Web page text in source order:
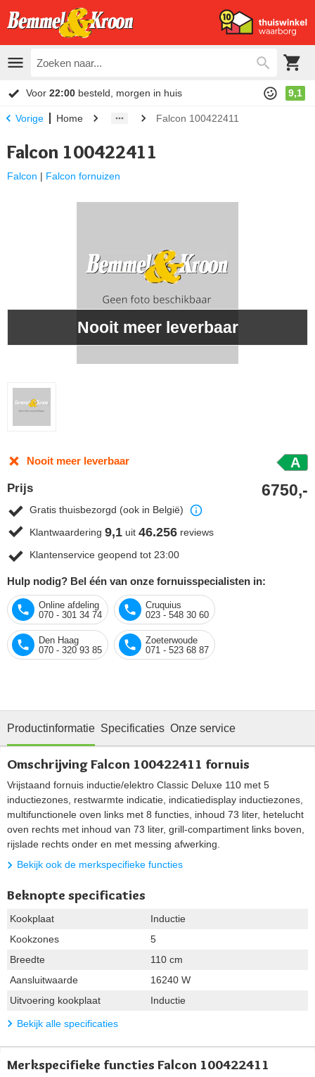
Voor 22:00 besteld, morgen in huis 9,1
Vorige Home Falcon 100422411
Falcon 100422411
Falcon | Falcon fornuizen
Nooit meer leverbaar
Nooit meer leverbaar A
Prijs 6750,-
Gratis thuisbezorgd (ook in België)
Klantwaardering 9,1 uit 46.256 reviews
Klantenservice geopend tot 23:00
Hulp nodig? Bel één van onze fornuisspecialisten in:
Online afdeling
070 - 301 34 74
Cruquius
023 - 548 30 60
Den Haag
070 - 320 93 85
Zoeterwoude
071 - 523 68 87
Productinformatie Specificaties Onze service
Omschrijving Falcon 100422411 fornuis
Vrijstaand fornuis inductie/elektro Classic Deluxe 110 met 5
inductiezones, restwarmte indicatie, indicatiedisplay inductiezones,
multifunctionele oven links met 8 functies, inhoud 73 liter, hetelucht
oven rechts met inhoud van 73 liter, grill-compartiment links boven,
rijslade rechts onder en met messing afwerking.
Bekijk ook de merkspecifieke functies
Beknopte specificaties
Kookplaat
Inductie
Kookzones
5
Breedte
110 cm
Aansluitwaarde
16240 W
Uitvoering kookplaat
Inductie
Bekijk alle specificaties
Merkspecifieke functies Falcon 100422411